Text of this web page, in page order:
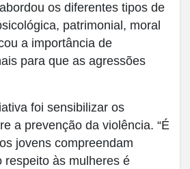
os diferentes tipos de
patrimonial, moral
a importância de
para que as agressões
foi sensibilizar os
a prevenção da violência. “É
jovens compreendam
respeito às mulheres é